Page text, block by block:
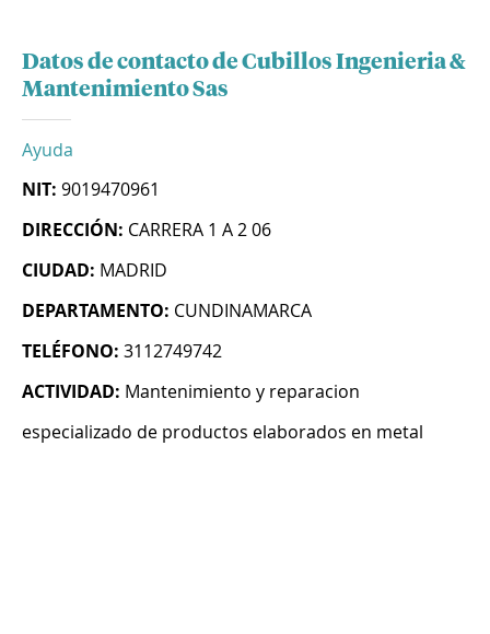
Datos de contacto de Cubillos Ingenieria &
Mantenimiento Sas
Ayuda
NIT: 9019470961
DIRECCIÓN: CARRERA 1 A 2 06
CIUDAD: MADRID
DEPARTAMENTO: CUNDINAMARCA
TELÉFONO: 3112749742
ACTIVIDAD: Mantenimiento y reparacion
especializado de productos elaborados en metal